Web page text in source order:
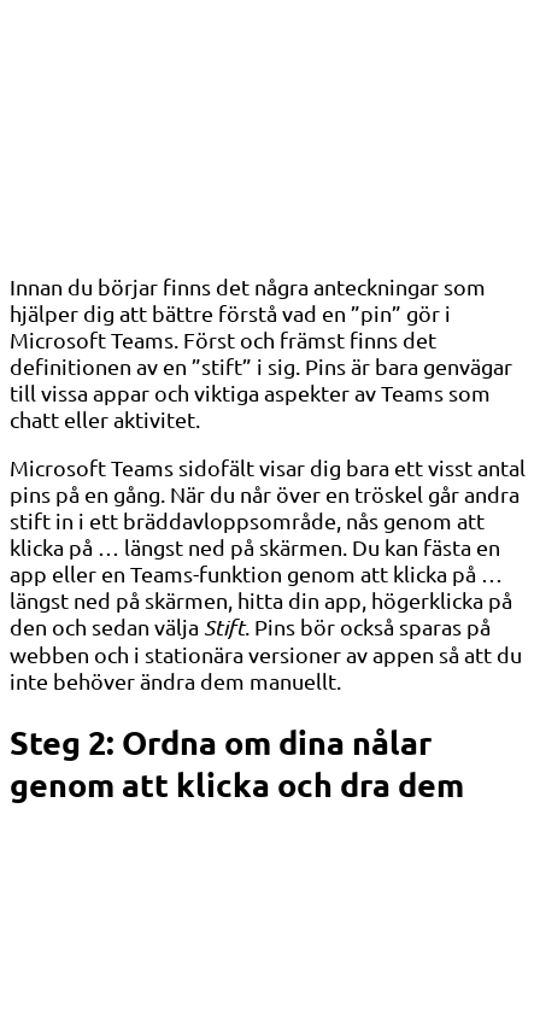
Innan du börjar finns det några anteckningar som
hjälper dig att bättre förstå vad en ”pin” gör i
Microsoft Teams. Först och främst finns det
definitionen av en ”stift” i sig. Pins är bara genvägar
till vissa appar och viktiga aspekter av Teams som
chatt eller aktivitet.
Microsoft Teams sidofält visar dig bara ett visst antal
pins på en gång. När du når över en tröskel går andra
stift in i ett bräddavloppsområde, nås genom att
klicka på … längst ned på skärmen. Du kan fästa en
app eller en Teams-funktion genom att klicka på …
längst ned på skärmen, hitta din app, högerklicka på
den och sedan välja Stift. Pins bör också sparas på
webben och i stationära versioner av appen så att du
inte behöver ändra dem manuellt.
Steg 2: Ordna om dina nålar
genom att klicka och dra dem